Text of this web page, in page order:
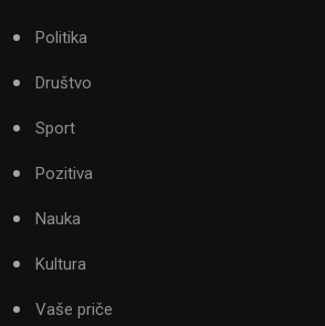
Politika
Društvo
Sport
Pozitiva
Nauka
Kultura
Vaše priče